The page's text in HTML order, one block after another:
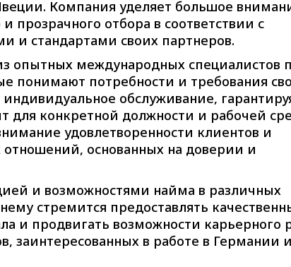
Компания уделяет большое
прозрачного отбора в соответствии с
и стандартами своих партнеров.
опытных международных специалистов
понимают потребности и требования
обслуживание,
для конкретной должности и рабочей
удовлетворенности клиентов и
основанных на доверии и
и возможностями найма в различных
стремится предоставлять
и продвигать возможности карьерного
заинтересованных в работе в Германии и